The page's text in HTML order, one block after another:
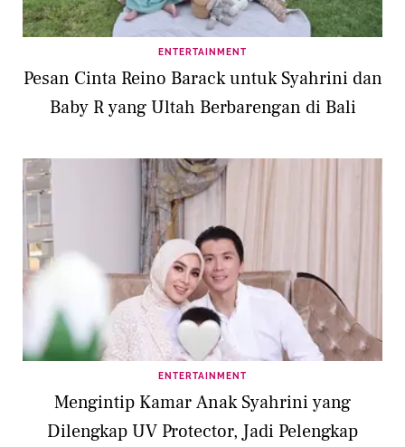
ENTERTAINMENT
Pesan Cinta Reino Barack untuk Syahrini dan
Baby R yang Ultah Berbarengan di Bali
ENTERTAINMENT
Mengintip Kamar Anak Syahrini yang
Dilengkap UV Protector, Jadi Pelengkap